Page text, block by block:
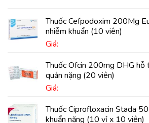
Thuốc Cefpodoxim 200Mg
nhiễm khuẩn (10 viên)
Giá:
Thuốc Ofcin 200mg DHG
quản nặng (20 viên)
Giá:
Thuốc Ciprofloxacin Stada
khuẩn nặng (10 vỉ x 10 viên)